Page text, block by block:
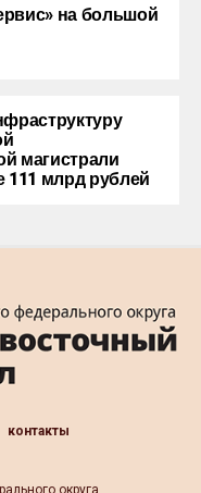
на большой
магистрали
111 млрд рублей
контакты
округа